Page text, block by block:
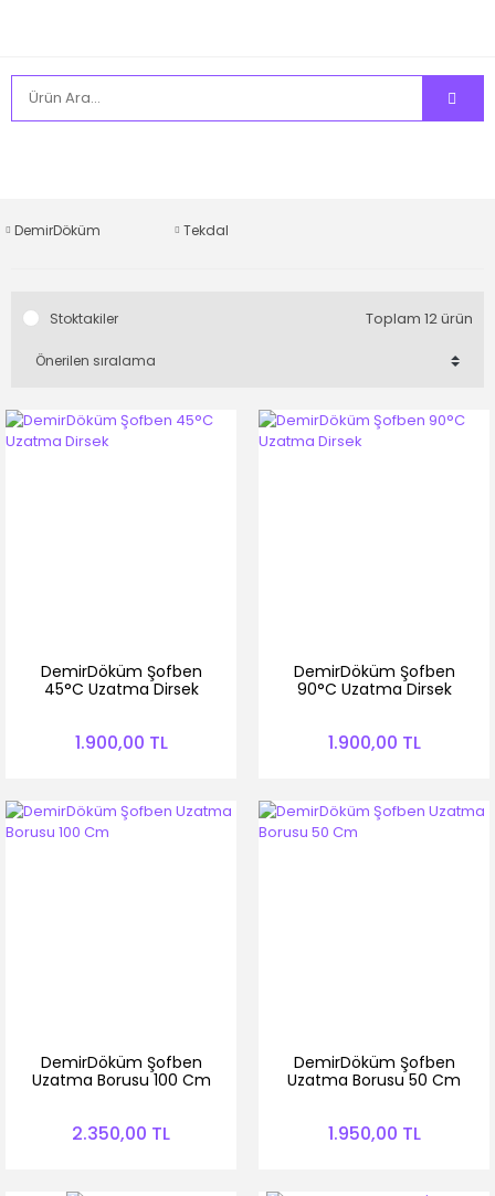
DemirDöküm Tekdal
Stoktakiler Toplam 12 ürün
DemirDöküm Şofben
45°C Uzatma Dirsek
1.900,00 TL
DemirDöküm Şofben
90°C Uzatma Dirsek
1.900,00 TL
DemirDöküm Şofben
Uzatma Borusu 100 Cm
2.350,00 TL
DemirDöküm Şofben
Uzatma Borusu 50 Cm
1.950,00 TL